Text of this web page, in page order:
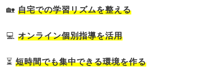
🏡自宅での学習リズムを整える
💻オンライン個別指導を活用
⏳短時間でも集中できる環境を作る